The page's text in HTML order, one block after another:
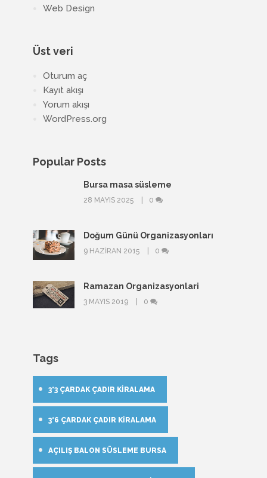
Web Design
Üst veri
Oturum aç
Kayıt akışı
Yorum akışı
WordPress.org
Popular Posts
Bursa masa süsleme
28 MAYIS 2025 0
Doğum Günü Organizasyonları
9 HAZIRAN 2015 0
Ramazan Organizasyonlari
3 MAYIS 2019 0
Tags
3*3 ÇARDAK ÇADIR KIRALAMA
3*6 ÇARDAK ÇADIR KIRALAMA
AÇILIŞ BALON SÜSLEME BURSA